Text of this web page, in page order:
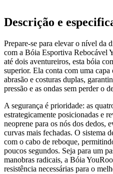
Descrição e
Prepare-se para elevar o nível da
com a Bóia Esportiva Rebocável
até dois aventureiros, esta bóia
superior. Ela conta com uma
abrasão e costuras duplas,
pressão e as ondas sem perder o
A segurança é prioridade: as
estrategicamente posicionadas e
neoprene para os nós dos dedos,
curvas mais fechadas. O sistema
com o cabo de reboque,
poucos segundos. Seja para um
manobras radicais, a Bóia
resistência necessárias para o